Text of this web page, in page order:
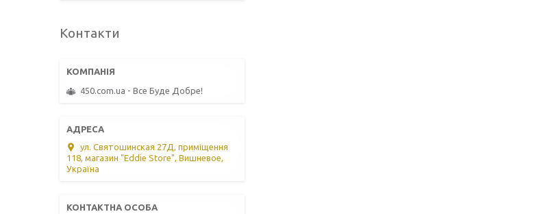
Контакти
450.com.ua - Все Буде Добре!
ул. Святошинская 27Д, приміщення
118, магазин "Eddie Store", Вишневое,
Україна